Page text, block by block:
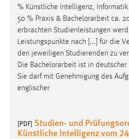
% Künstliche Intelligenz,
50 % Praxis & Bachelorarbeit ca.
erbrachten Studienleistungen
Leistungspunkte nach [...] für die
den jeweiligen Studierenden zu
Die Bachelorarbeit ist in deutscher
Sie darf mit Genehmigung des
englischer
[PDF] Studien- und
Künstliche Intelligenz vom